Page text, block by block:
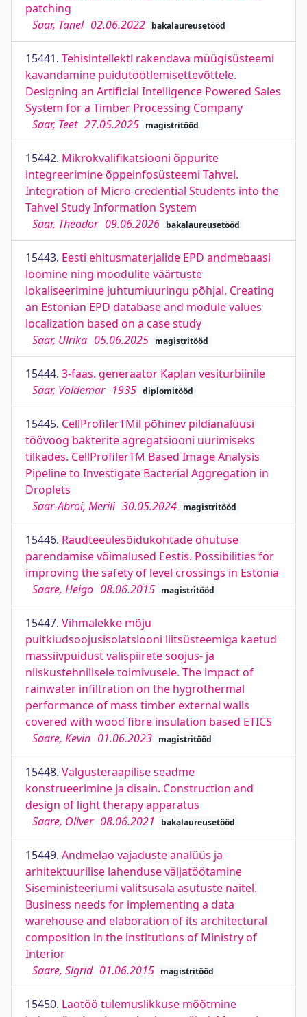
patching
Saar, Tanel 02.06.2022 bakalaureusetööd
15441. Tehisintellekti rakendava müügisüsteemi
kavandamine puidutöötlemisettevõttele.
Designing an Artificial Intelligence Powered Sales
System for a Timber Processing Company
Saar, Teet 27.05.2025 magistritööd
15442. Mikrokvalifikatsiooni õppurite
integreerimine õppeinfosüsteemi Tahvel.
Integration of Micro-credential Students into the
Tahvel Study Information System
Saar, Theodor 09.06.2026 bakalaureusetööd
15443. Eesti ehitusmaterjalide EPD andmebaasi
loomine ning moodulite väärtuste
lokaliseerimine juhtumiuuringu põhjal. Creating
an Estonian EPD database and module values
localization based on a case study
Saar, Ulrika 05.06.2025 magistritööd
15444. 3-faas. generaator Kaplan vesiturbiinile
Saar, Voldemar 1935 diplomitööd
15445. CellProfilerTMil põhinev pildianalüüsi
töövoog bakterite agregatsiooni uurimiseks
tilkades. CellProfilerTM Based Image Analysis
Pipeline to Investigate Bacterial Aggregation in
Droplets
Saar-Abroi, Merili 30.05.2024 magistritööd
15446. Raudteeülesõidukohtade ohutuse
parendamise võimalused Eestis. Possibilities for
improving the safety of level crossings in Estonia
Saare, Heigo 08.06.2015 magistritööd
15447. Vihmalekke mõju
puitkiudsoojusisolatsiooni liitsüsteemiga kaetud
massiivpuidust välispiirete soojus- ja
niiskustehnilisele toimivusele. The impact of
rainwater infiltration on the hygrothermal
performance of mass timber external walls
covered with wood fibre insulation based ETICS
Saare, Kevin 01.06.2023 magistritööd
15448. Valgusteraapilise seadme
konstrueerimine ja disain. Construction and
design of light therapy apparatus
Saare, Oliver 08.06.2021 bakalaureusetööd
15449. Andmelao vajaduste analüüs ja
arhitektuurilise lahenduse väljatöötamine
Siseministeeriumi valitsusala asutuste näitel.
Business needs for implementing a data
warehouse and elaboration of its architectural
composition in the institutions of Ministry of
Interior
Saare, Sigrid 01.06.2015 magistritööd
15450. Laotöö tulemuslikkuse mõõtmine